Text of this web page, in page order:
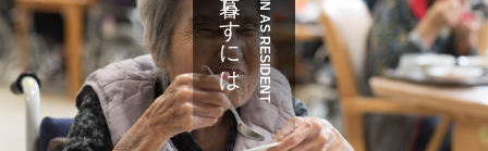
JOIN AS RESIDENT
暮らすには